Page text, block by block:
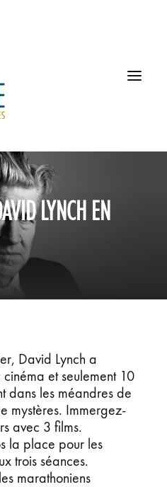
LYNCH EN
David Lynch a
cinéma et seulement 10
dans les méandres de
mystères. Immergez-
avec 3 films.
la place pour les
trois séances.
marathoniens